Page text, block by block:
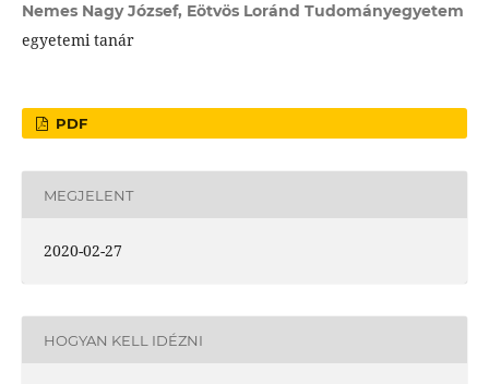
Nemes Nagy József, Eötvös Loránd Tudományegyetem
egyetemi tanár
PDF
MEGJELENT
2020-02-27
HOGYAN KELL IDÉZNI